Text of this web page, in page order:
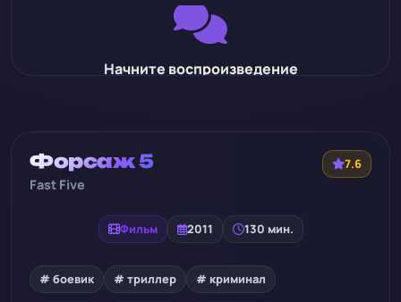
Начните воспроизведение
Форсаж 5
Fast Five
7.6
Фильм 2011 130 мин.
# боевик # триллер # криминал